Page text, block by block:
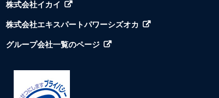
株式会社イカイ
株式会社エキスパートパワーシズオカ
グループ会社一覧のページ